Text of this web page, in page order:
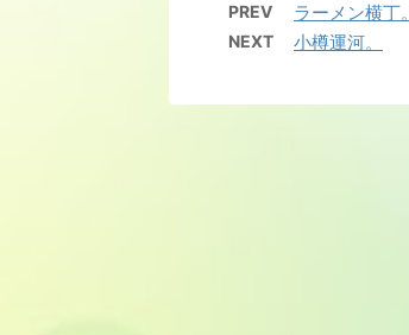
PREV ラーメン横丁。
NEXT 小樽運河。